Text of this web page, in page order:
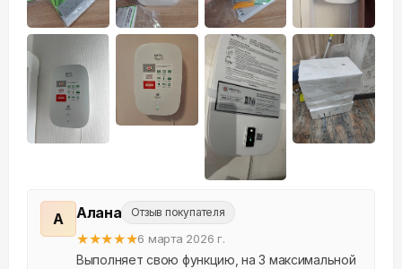
А Алана Отзыв покупателя
★★★★★6 марта 2026 г.
Выполняет свою функцию, на 3 максимальной